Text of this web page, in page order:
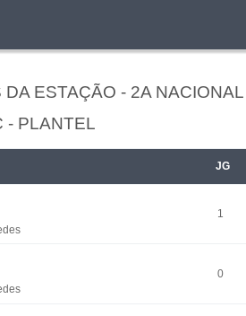
DA ESTAÇÃO - 2A
- PLANTEL
JG
1
0